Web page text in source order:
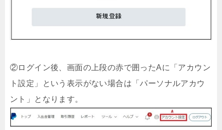
②ログイン後、画面の上段の赤で囲ったAに「アカウン
ト設定」という表示がない場合は「パーソナルアカウ
ント」となります。